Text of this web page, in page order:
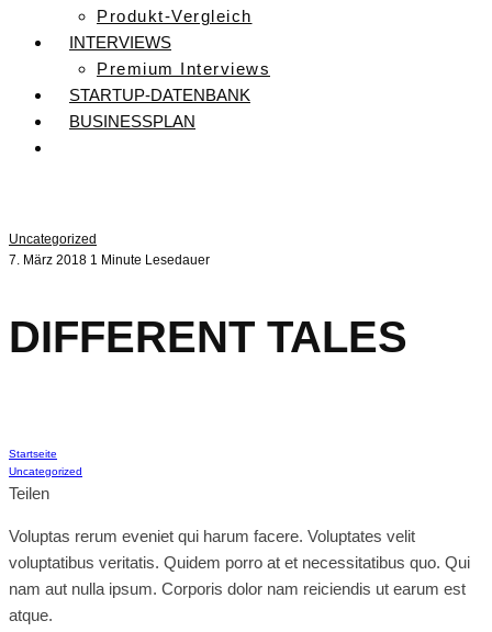
Produkt-Vergleich
INTERVIEWS
Premium Interviews
STARTUP-DATENBANK
BUSINESSPLAN
Uncategorized
7. März 2018 1 Minute Lesedauer
DIFFERENT TALES
Startseite
Uncategorized
Teilen
Voluptas rerum eveniet qui harum facere. Voluptates velit
voluptatibus veritatis. Quidem porro at et necessitatibus quo. Qui
nam aut nulla ipsum. Corporis dolor nam reiciendis ut earum est
atque.